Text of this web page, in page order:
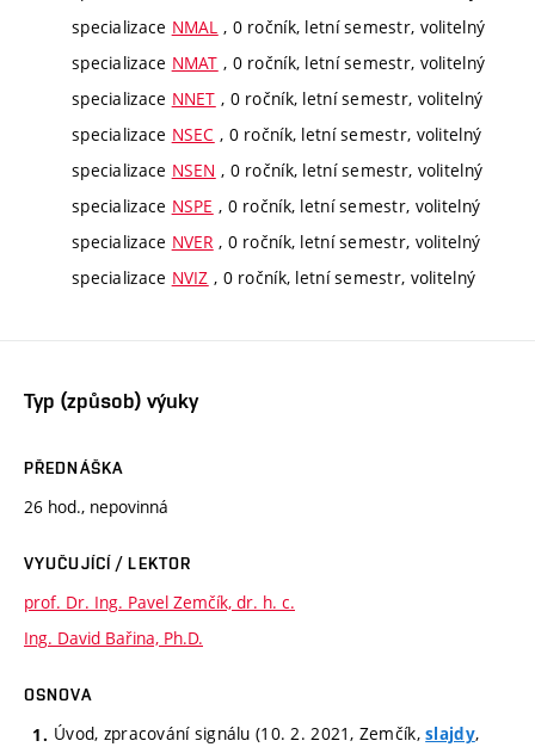
specializace NMAL , 0 ročník, letní semestr, volitelný
specializace NMAT , 0 ročník, letní semestr, volitelný
specializace NNET , 0 ročník, letní semestr, volitelný
specializace NSEC , 0 ročník, letní semestr, volitelný
specializace NSEN , 0 ročník, letní semestr, volitelný
specializace NSPE , 0 ročník, letní semestr, volitelný
specializace NVER , 0 ročník, letní semestr, volitelný
specializace NVIZ , 0 ročník, letní semestr, volitelný
Typ (způsob) výuky
PŘEDNÁŠKA
26 hod., nepovinná
VYUČUJÍCÍ / LEKTOR
prof. Dr. Ing. Pavel Zemčík, dr. h. c.
Ing. David Bařina, Ph.D.
OSNOVA
Úvod, zpracování signálu (10. 2. 2021, Zemčík,slajdy,